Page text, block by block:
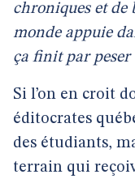
chroniques et de
monde appuie
ça finit par peser[
Si l’on en croit
éditocrates
des étudiants,
terrain qui